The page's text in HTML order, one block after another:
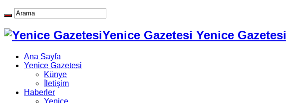
Yenice Gazetesi Yenice Gazetesi
Ana Sayfa
Yenice Gazetesi
Künye
İletişim
Haberler
Yenice